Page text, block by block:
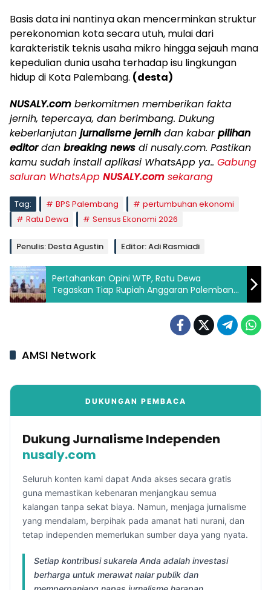
Basis data ini nantinya akan mencerminkan struktur
perekonomian kota secara utuh, mulai dari
karakteristik teknis usaha mikro hingga sejauh mana
kepedulian dunia usaha terhadap isu lingkungan
hidup di Kota Palembang. (desta)
NUSALY.com berkomitmen memberikan fakta
jernih, tepercaya, dan berimbang. Dukung
keberlanjutan jurnalisme jernih dan kabarpilihan
editordan breaking news di nusaly.com. Pastikan
kamu sudah install aplikasi WhatsApp ya.. Gabung
saluran WhatsApp NUSALY.com sekarang
Tag: BPS Palembang
pertumbuhan ekonomi
Ratu Dewa
Sensus Ekonomi 2026
Penulis: Desta Agustin Editor: Adi Rasmiadi
Pertahankan Opini WTP, Ratu Dewa
Tegaskan Tiap Rupiah Anggaran Palembang
Harus Kembali ke Rakyat
AMSI Network
DUKUNGAN PEMBACA
Dukung Jurnalisme Independen
nusaly.com
Seluruh konten kami dapat Anda akses secara gratis
guna memastikan kebenaran menjangkau semua
kalangan tanpa sekat biaya. Namun, menjaga jurnalisme
yang mendalam, berpihak pada amanat hati nurani, dan
tetap independen memerlukan sumber daya yang nyata.
Setiap kontribusi sukarela Anda adalah investasi
berharga untuk merawat nalar publik dan